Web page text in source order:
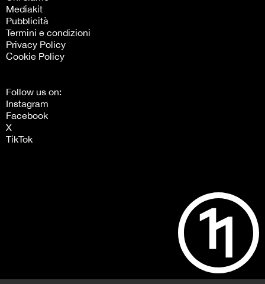
Mediakit
Pubblicità
Termini e condizioni
Privacy Policy
Cookie Policy
Follow us on:
Instagram
Facebook
X
TikTok